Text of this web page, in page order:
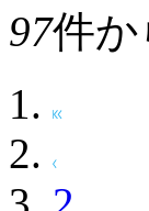
97件か